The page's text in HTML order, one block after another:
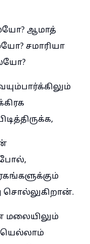
ஆமாத்
சமாரியா
சொல்லுகிறான்.